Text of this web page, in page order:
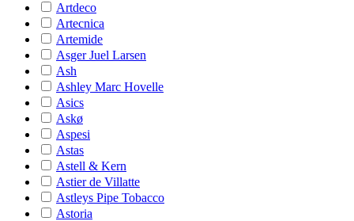
Artdeco
Artecnica
Artemide
Asger Juel Larsen
Ash
Ashley Marc Hovelle
Asics
Askø
Aspesi
Astas
Astell & Kern
Astier de Villatte
Astleys Pipe Tobacco
Astoria